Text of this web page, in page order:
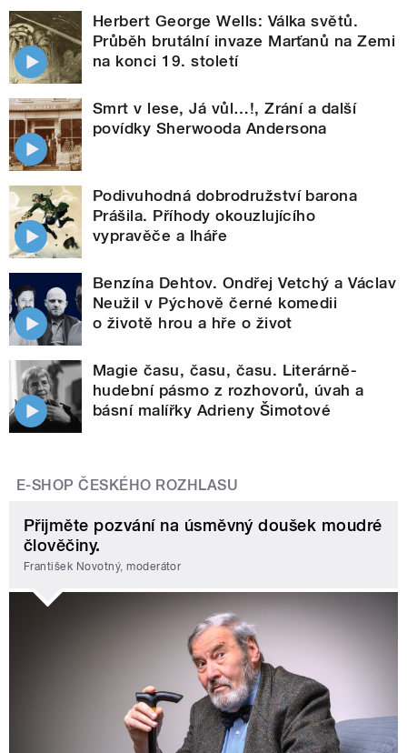
Herbert George Wells: Válka světů.
Průběh brutální invaze Marťanů na Zemi
na konci 19. století
Smrt v lese, Já vůl…!, Zrání a další
povídky Sherwooda Andersona
Podivuhodná dobrodružství barona
Prášila. Příhody okouzlujícího
vypravěče a lháře
Benzína Dehtov. Ondřej Vetchý a Václav
Neužil v Pýchově černé komedii
o životě hrou a hře o život
Magie času, času, času. Literárně-
hudební pásmo z rozhovorů, úvah a
básní malířky Adrieny Šimotové
E-SHOP ČESKÉHO ROZHLASU
Přijměte pozvání na úsměvný doušek moudré
člověčiny.
František Novotný, moderátor